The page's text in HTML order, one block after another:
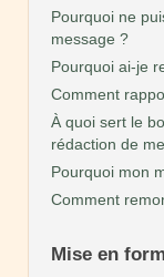
Pourquoi ne
message ?
Pourquoi ai-je
Comment
À quoi sert le
rédaction de
Pourquoi mon
Comment
Mise en